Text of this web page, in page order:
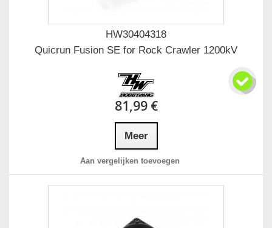
HW30404318
Quicrun Fusion SE for Rock Crawler 1200kV
81,99 €
Meer
Aan vergelijken toevoegen